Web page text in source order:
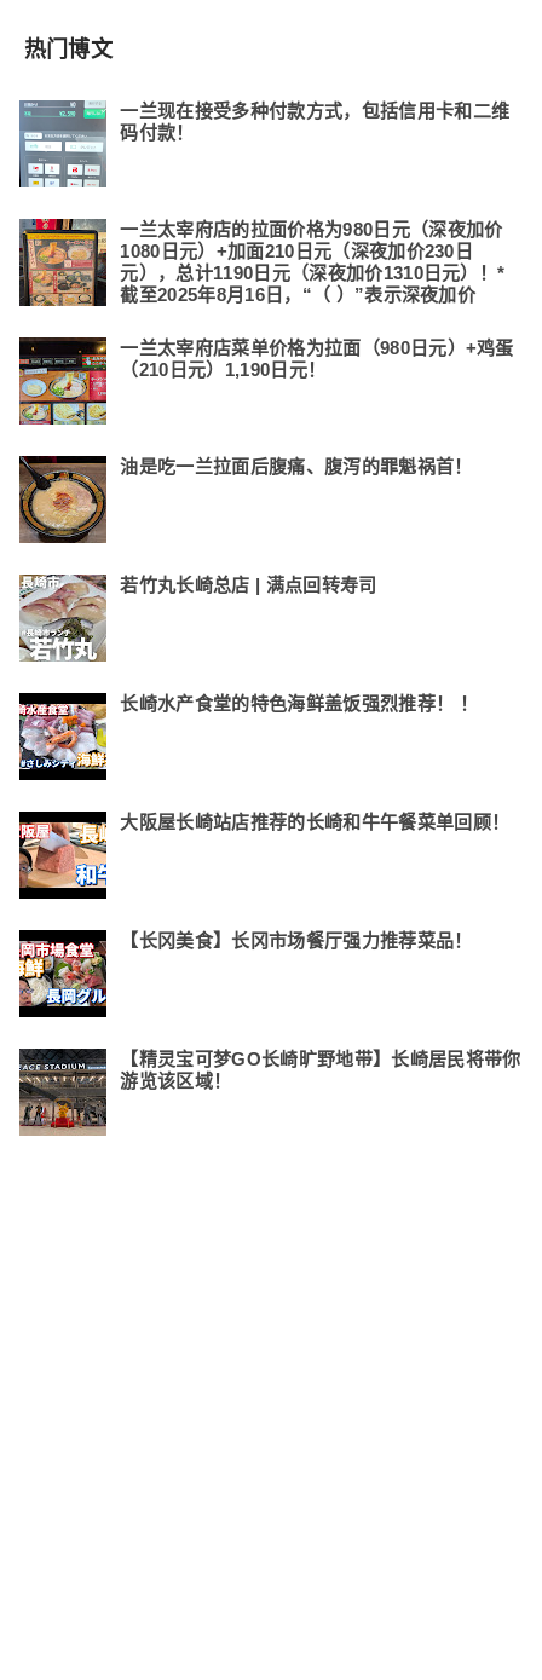
热门博文
一兰现在接受多种付款方式，包括信用卡和二维
码付款！
一兰太宰府店的拉面价格为980日元（深夜加价
1080日元）+加面210日元（深夜加价230日
元），总计1190日元（深夜加价1310日元）！*
截至2025年8月16日，“（ ）”表示深夜加价
一兰太宰府店菜单价格为拉面（980日元）+鸡蛋
（210日元）1,190日元！
油是吃一兰拉面后腹痛、腹泻的罪魁祸首！
若竹丸长崎总店 | 满点回转寿司
长崎水产食堂的特色海鲜盖饭强烈推荐！ ！
大阪屋长崎站店推荐的长崎和牛午餐菜单回顾！
【长冈美食】长冈市场餐厅强力推荐菜品！
【精灵宝可梦GO长崎旷野地带】长崎居民将带你
游览该区域！